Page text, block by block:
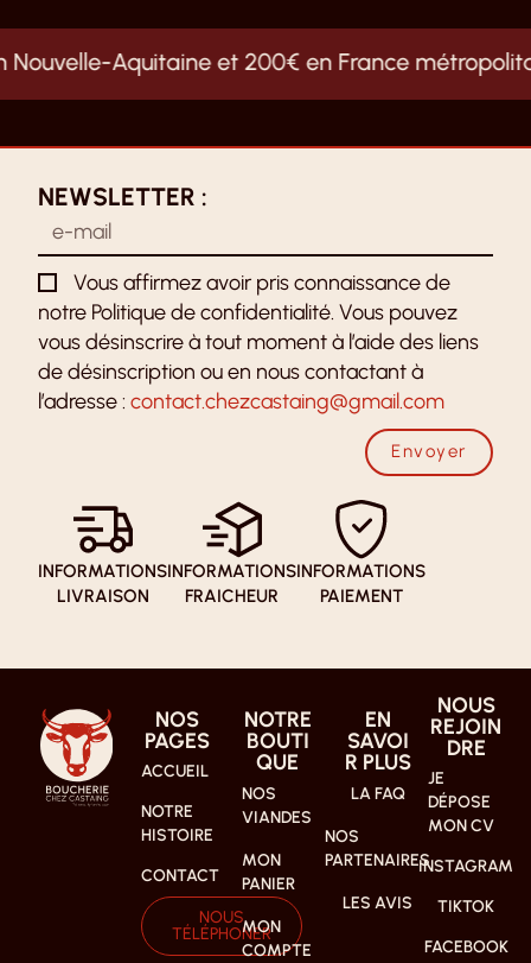
Aquitaine et 200€ en France
NEWSLETTER :
Vous affirmez avoir pris connaissance de
notre Politique de confidentialité. Vous pouvez
vous désinscrire à tout moment à l’aide des liens
de désinscription ou en nous contactant à
l’adresse :contact.chezcastaing@gmail.com
Envoyer
INFORMATIONS
LIVRAISON
INFORMATIONS
FRAICHEUR
INFORMATIONS
PAIEMENT
NOS
PAGES
ACCUEIL
NOTRE
HISTOIRE
CONTACT
NOUS
TÉLÉPHONER
NOTRE
BOUTI
QUE
NOS
VIANDES
MON
PANIER
MON
COMPTE
EN
SAVOI
R PLUS
LA FAQ
NOS
PARTENAIRES
LES AVIS
NOUS
REJOIN
DRE
JE
DÉPOSE
MON CV
INSTAGRAM
TIKTOK
FACEBOOK